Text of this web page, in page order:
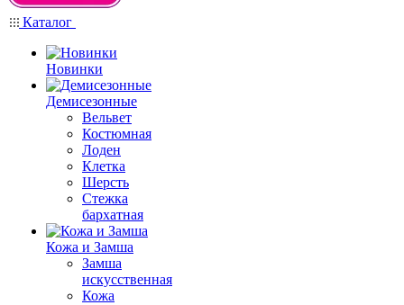
Каталог
Новинки
Демисезонные
Вельвет
Костюмная
Лоден
Клетка
Шерсть
Стежка
бархатная
Кожа и Замша
Замша
искусственная
Кожа